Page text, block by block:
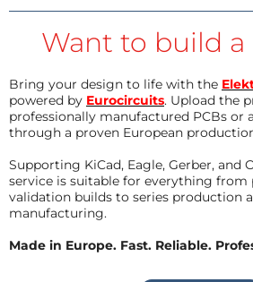
Want to build a
Bring your design to life with the
powered by Eurocircuits. Upload the
professionally manufactured PCBs or
through a proven European
Supporting KiCad, Eagle, Gerber, and
service is suitable for everything from
validation builds to series production
manufacturing.
Made in Europe. Fast. Reliable.